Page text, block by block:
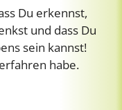
Du erkennst,
und dass Du
sein kannst!
erfahren habe.